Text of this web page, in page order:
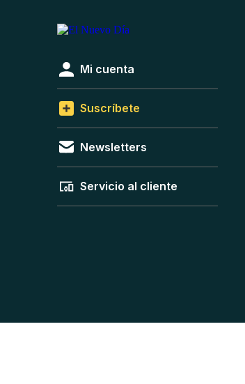
Mi cuenta
Suscríbete
Newsletters
Servicio al cliente